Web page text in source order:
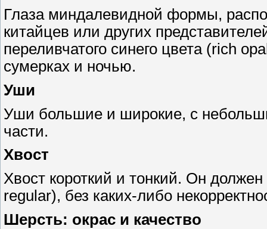
Глаза миндалевидной формы,
китайцев или других
переливчатого синего цвета (rich
сумерках и ночью.
Уши
Уши большие и широкие, с
части.
Хвост
Хвост короткий и тонкий. Он
regular), без каких-либо
Шерсть: окрас и качество